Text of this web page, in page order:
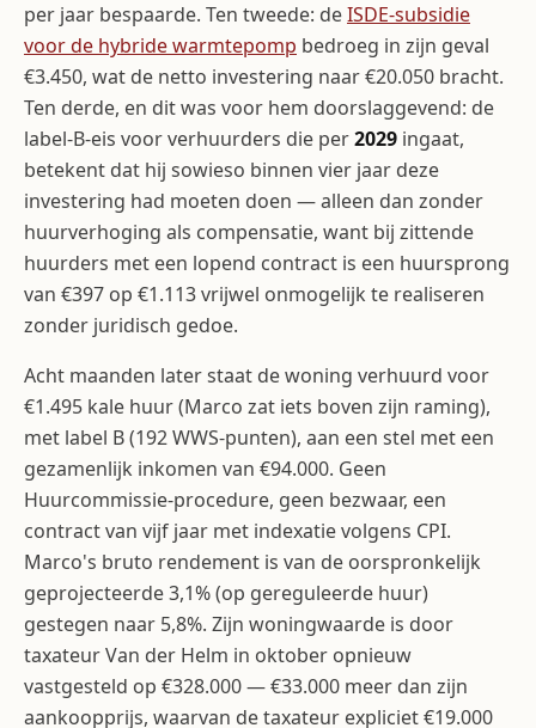
per jaar bespaarde. Ten tweede: deISDE-subsidie
voor de hybride warmtepomp bedroeg in zijn geval
€3.450, wat de netto investering naar €20.050 bracht.
Ten derde, en dit was voor hem doorslaggevend: de
label-B-eis voor verhuurders die per2029 ingaat,
betekent dat hij sowieso binnen vier jaar deze
investering had moeten doen — alleen dan zonder
huurverhoging als compensatie, want bij zittende
huurders met een lopend contract is een huursprong
van €397 op €1.113 vrijwel onmogelijk te realiseren
zonder juridisch gedoe.
Acht maanden later staat de woning verhuurd voor
€1.495 kale huur (Marco zat iets boven zijn raming),
met label B (192 WWS-punten), aan een stel met een
gezamenlijk inkomen van €94.000. Geen
Huurcommissie-procedure, geen bezwaar, een
contract van vijf jaar met indexatie volgens CPI.
Marco's bruto rendement is van de oorspronkelijk
geprojecteerde 3,1% (op gereguleerde huur)
gestegen naar 5,8%. Zijn woningwaarde is door
taxateur Van der Helm in oktober opnieuw
vastgesteld op €328.000 — €33.000 meer dan zijn
aankoopprijs, waarvan de taxateur expliciet €19.000